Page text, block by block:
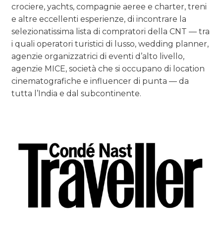
crociere, yachts, compagnie aeree e charter, treni
e altre eccellenti esperienze, di incontrare la
selezionatissima lista di compratori della CNT — tra
i quali operatori turistici di lusso, wedding planner,
agenzie organizzatrici di eventi d’alto livello,
agenzie MICE, società che si occupano di location
cinematografiche e influencer di punta — da
tutta l’India e dal subcontinente.